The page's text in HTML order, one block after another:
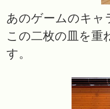
あのゲームのキャ
この二枚の皿を重
す。